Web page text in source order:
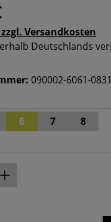
Versandkosten
Deutschlands
090002-6061-
6 7 8